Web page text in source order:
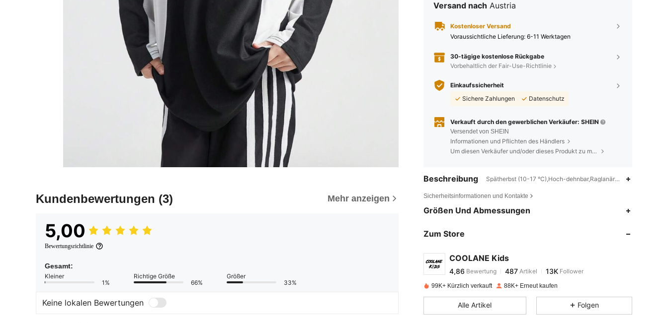
Kundenbewertungen (3) Mehr anzeigen
5,00
Bewertungsrichtlinie
Gesamt:
Kleiner
1%
Richtige Größe
66%
Größer
33%
Keine lokalen Bewertungen
Versand nach Austria
Kostenloser Versand
Voraussichtliche Lieferung: 6-11 Werktagen
30-tägige kostenlose Rückgabe
Vorbehaltlich der Fair-Use-Richtlinie
Einkaufssicherheit
Sichere Zahlungen
Datenschutz
Verkauft durch den gewerblichen Verkäufer: SHEIN
Versendet von SHEIN
Informationen und Pflichten des Händlers
Um diesen Verkäufer und/oder dieses Produkt zu melden
Beschreibung Spätherbst (10-17 °C),Hoch-dehnbar,Raglanärmel
Sicherheitsinformationen und Kontakte
Größen Und Abmessungen
Zum Store
COOLANE Kids
4,86
4,86 487
f***ebezahltVor 1 Tag
99K+ Kürzlich verkauft 88K+ Erneut kaufen
Alle Artikel Folgen